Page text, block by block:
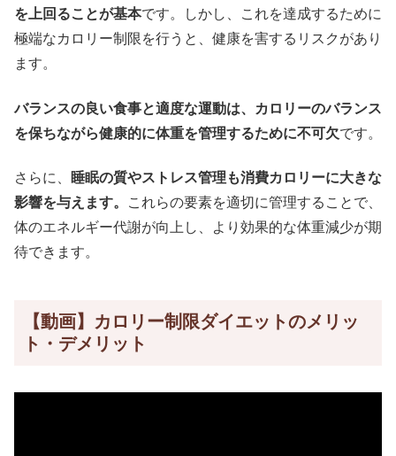
を上回ることが基本です。しかし、これを達成するために
極端なカロリー制限を行うと、健康を害するリスクがあり
ます。
バランスの良い食事と適度な運動は、カロリーのバランス
を保ちながら健康的に体重を管理するために不可欠です。
さらに、
睡眠の質やストレス管理も消費カロリーに大きな
影響を与えます。
これらの要素を適切に管理することで、
体のエネルギー代謝が向上し、より効果的な体重減少が期
待できます。
【動画】カロリー制限ダイエットのメリッ
ト・デメリット